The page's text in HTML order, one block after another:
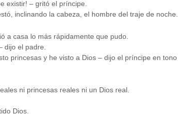
existir! – gritó el príncipe.
inclinando la cabeza, el hombre del traje de noche.
a casa lo más rápidamente que pudo.
dijo el padre.
princesas y he visto a Dios – dijo el príncipe en tono
ni princesas reales ni un Dios real.
Dios.